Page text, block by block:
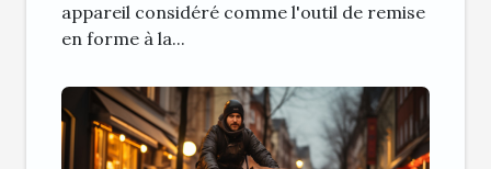
appareil considéré comme l'outil de remise
en forme à la...